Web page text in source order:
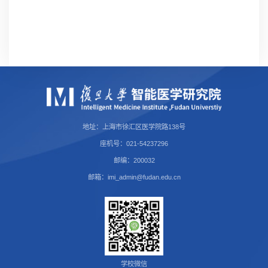
地址：上海市徐汇区医学院路138号
座机号：021-54237296
邮编：200032
邮箱：imi_admin@fudan.edu.cn
学校微信